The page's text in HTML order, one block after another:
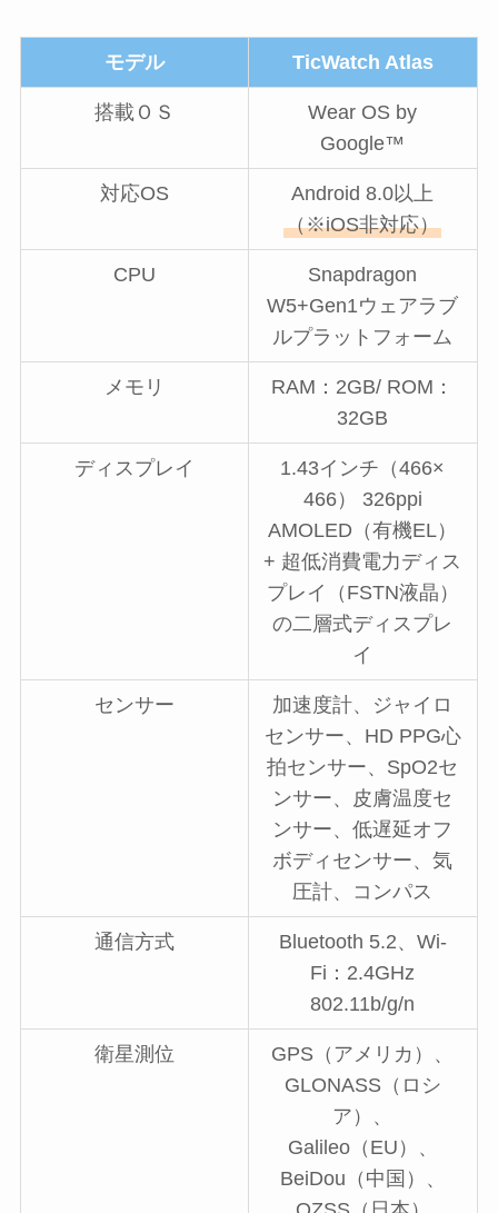
モデル TicWatch Atlas
搭載ＯＳ
Wear OS by
Google™
対応OS
Android 8.0以上
（※iOS非対応）
CPU
Snapdragon
W5+Gen1ウェアラブ
ルプラットフォーム
メモリ
RAM：2GB/ ROM：
32GB
ディスプレイ
1.43インチ（466×
466） 326ppi
AMOLED（有機EL）
+ 超低消費電力ディス
プレイ（FSTN液晶）
の二層式ディスプレ
イ
センサー
加速度計、ジャイロ
センサー、HD PPG心
拍センサー、SpO2セ
ンサー、皮膚温度セ
ンサー、低遅延オフ
ボディセンサー、気
圧計、コンパス
通信方式
Bluetooth 5.2、Wi-
Fi：2.4GHz
802.11b/g/n
衛星測位
GPS（アメリカ）、
GLONASS（ロシ
ア）、
Galileo（EU）、
BeiDou（中国）、